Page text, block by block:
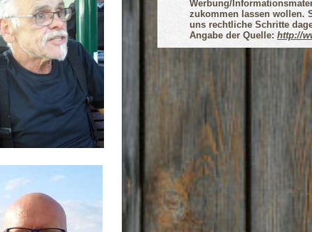
Werbung/
zukommen lassen wollen.
uns rechtliche Schritte
Angabe der Quelle: http://